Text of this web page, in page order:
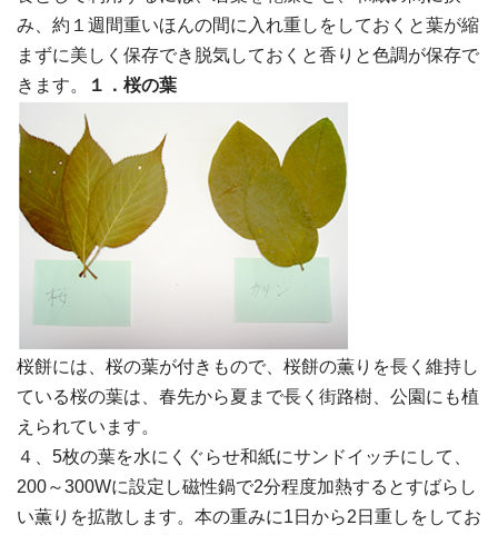
み、約１週間重いほんの間に入れ重しをしておくと葉が縮
まずに美しく保存でき脱気しておくと香りと色調が保存で
きます。
１．桜の葉
桜餅には、桜の葉が付きもので、桜餅の薫りを長く維持し
ている桜の葉は、春先から夏まで長く街路樹、公園にも植
えられています。
４、5枚の葉を水にくぐらせ和紙にサンドイッチにして、
200～300Wに設定し磁性鍋で2分程度加熱するとすばらし
い薫りを拡散します。本の重みに1日から2日重しをしてお